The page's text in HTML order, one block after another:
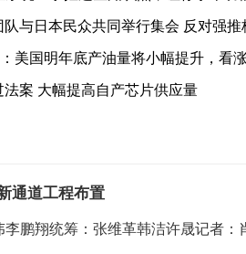
法案 大幅提高自产芯片供应量
通道工程布置
李鹏翔统筹：张维革韩洁许晟记者：